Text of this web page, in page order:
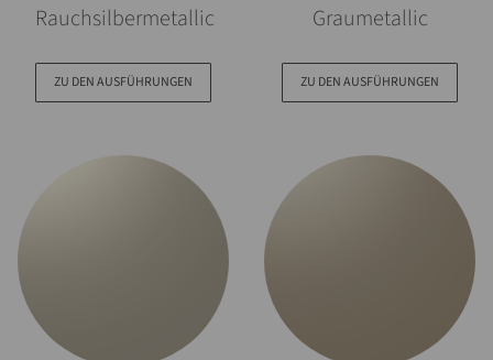
Rauchsilbermetallic
ZU DEN AUSFÜHRUNGEN
Graumetallic
ZU DEN AUSFÜHRUNGEN